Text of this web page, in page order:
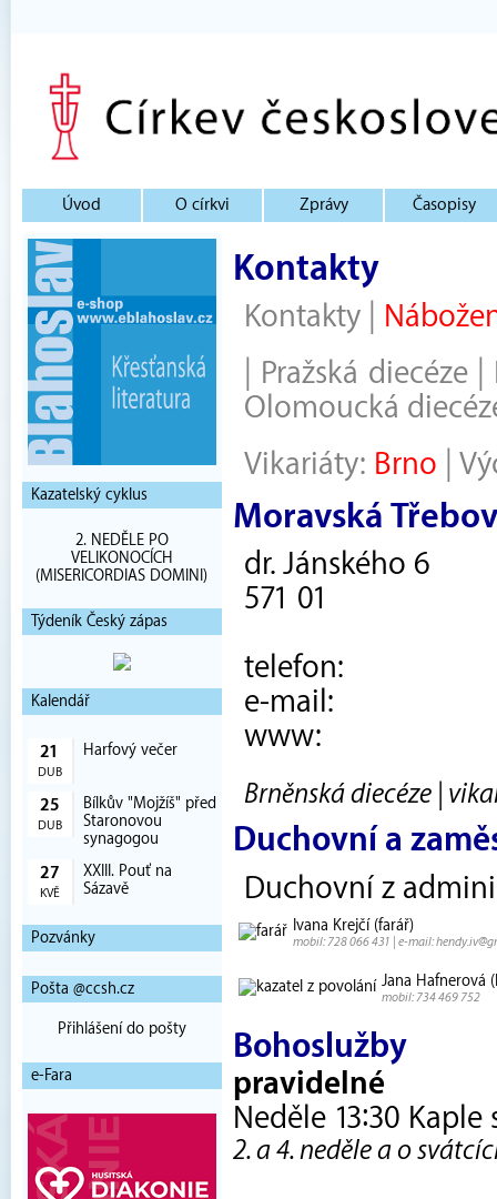
Úvod O církvi Zprávy Časopisy
Kazatelský cyklus
2. NEDĚLE PO
VELIKONOCÍCH
(MISERICORDIAS DOMINI)
Týdeník Český zápas
Kalendář
21
DUB
Harfový večer
25
DUB
Bílkův "Mojžíš" před
Staronovou
synagogou
27
KVĚ
XXIII. Pouť na
Sázavě
Pozvánky
Pošta @ccsh.cz
Přihlášení do pošty
e-Fara
Kontakty
Kontakty
Pražská diecéze|
Olomoucká
Vikariáty: Brno
Moravská
dr. Jánského 6
571 01
telefon:
e-mail:
www:
Brněnská diecéze |
Duchovní a
Duchovní z
Ivana Krejčí (farář)
mobil: 728 066 431 | e-mail:
Jana Hafnerová
mobil: 734 469 752
Bohoslužby
pravidelné
Neděle 13:30 Kaple
2. a 4. neděle a o